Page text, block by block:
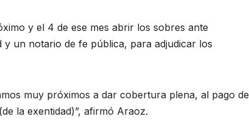
y el 4 de ese mes abrir los sobres ante
y un notario de fe pública, para adjudicar los
muy próximos a dar cobertura plena, al pago de
la exentidad)”, afirmó Araoz.